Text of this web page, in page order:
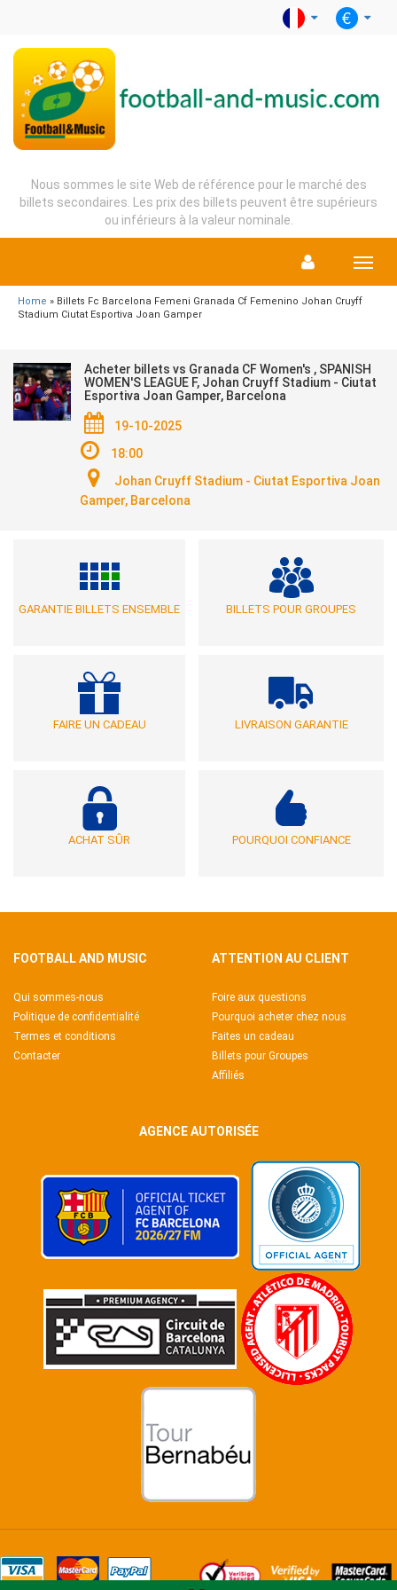
Nous sommes le site Web de référence pour le marché des
billets secondaires. Les prix des billets peuvent être supérieurs
ou inférieurs à la valeur nominale.
Menu
Home » Billets Fc Barcelona Femeni Granada Cf Femenino Johan Cruyff
Stadium Ciutat Esportiva Joan Gamper
Acheter billets vs Granada CF Women's , SPANISH
WOMEN'S LEAGUE F, Johan Cruyff Stadium - Ciutat
Esportiva Joan Gamper, Barcelona
19-10-2025
18:00
Johan Cruyff Stadium - Ciutat Esportiva Joan
Gamper, Barcelona
GARANTIE BILLETS ENSEMBLE BILLETS POUR GROUPES
FAIRE UN CADEAU LIVRAISON GARANTIE
ACHAT SÛR POURQUOI CONFIANCE
FOOTBALL AND MUSIC
Qui sommes-nous
Politique de confidentialité
Termes et conditions
Contacter
ATTENTION AU CLIENT
Foire aux questions
Pourquoi acheter chez nous
Faites un cadeau
Billets pour Groupes
Affiliés
AGENCE AUTORISÉE